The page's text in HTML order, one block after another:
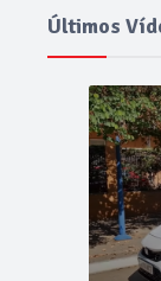
Últimos